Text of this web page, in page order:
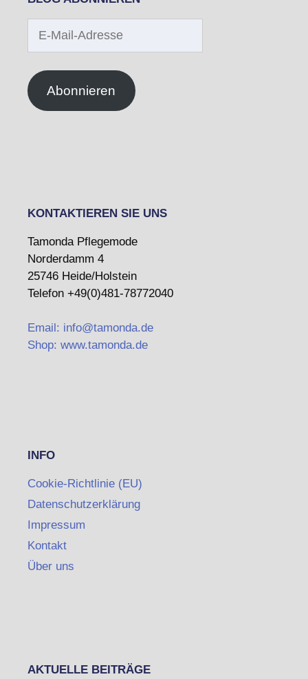
Abonnieren
KONTAKTIEREN SIE UNS
Tamonda Pflegemode
Norderdamm 4
25746 Heide/Holstein
Telefon +49(0)481-78772040
Email: info@tamonda.de
Shop: www.tamonda.de
INFO
Cookie-Richtlinie (EU)
Datenschutzerklärung
Impressum
Kontakt
Über uns
AKTUELLE BEITRÄGE